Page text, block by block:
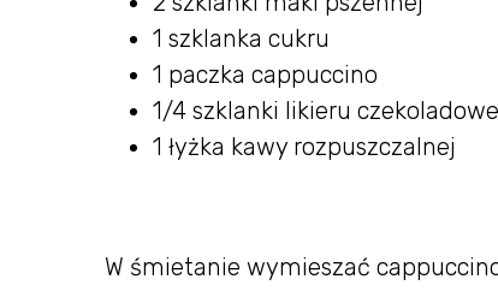
1 szklanka cukru
1 paczka cappuccino
1/4 szklanki likieru
1 łyżka kawy rozpuszczalnej
W śmietanie wymieszać